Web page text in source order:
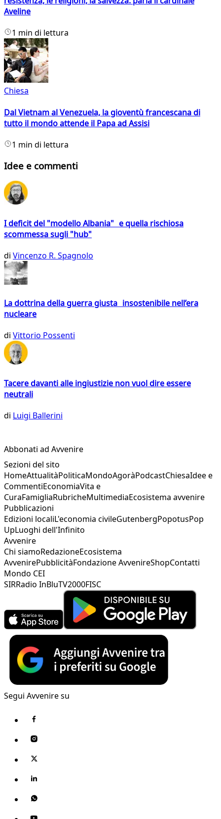
Aveline
1 min di lettura
Chiesa
Dal Vietnam al Venezuela, la gioventù francescana di
tutto il mondo attende il Papa ad Assisi
1 min di lettura
Idee e commenti
I deficit del "modello Albania" e quella rischiosa
scommessa sugli "hub"
di Vincenzo R. Spagnolo
La dottrina della guerra giusta insostenibile nell’era
nucleare
di Vittorio Possenti
Tacere davanti alle ingiustizie non vuol dire essere
neutrali
di Luigi Ballerini
Abbonati ad Avvenire
Sezioni del sito
HomeAttualitàPoliticaMondoAgoràPodcastChiesaIdee e
CommentiEconomiaVita e
CuraFamigliaRubricheMultimediaEcosistema avvenire
Pubblicazioni
Edizioni localiL'economia civileGutenbergPopotusPop
UpLuoghi dell'Infinito
Avvenire
Chi siamoRedazioneEcosistema
AvvenirePubblicitàFondazione AvvenireShopContatti
Mondo CEI
SIRRadio InBluTV2000FISC
Segui Avvenire su